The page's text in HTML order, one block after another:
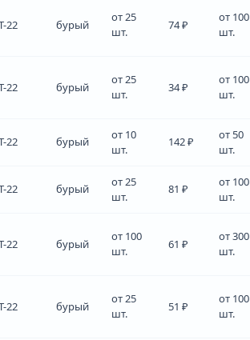
22 бурый
от 25
шт.
74 ₽
от 100
шт.
22 бурый
от 25
шт.
34 ₽
от 100
шт.
22 бурый
от 10
шт.
142 ₽
от 50
шт.
22 бурый
от 25
шт.
81 ₽
от 100
шт.
22 бурый
от 100
шт.
61 ₽
от 300
шт.
22 бурый
от 25
шт.
51 ₽
от 100
шт.